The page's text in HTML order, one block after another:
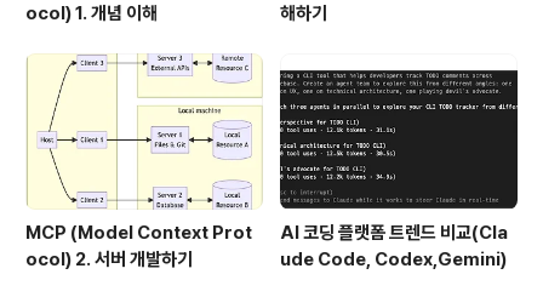
ocol) 1. 개념 이해
해하기
MCP (Model Context Prot
ocol) 2. 서버 개발하기
AI 코딩 플랫폼 트렌드 비교(Cla
ude Code, Codex,Gemini)